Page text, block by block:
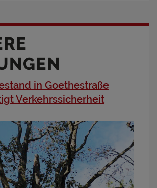
in Goethestraße
Verkehrssicherheit